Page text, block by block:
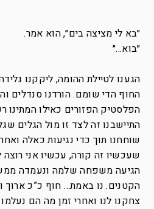
״בא לי מציצה בים״, הוא אמר.
״בוא…״
הגענו לטיילת ההומה, ליקקנו
החוף הדי שומם. הורדנו סנדלים
הפלסטיק הפזורים כאילו המתינו
התיישבנו זה לצד זו מול הגלים
שוחחנו תוך כדי נגיעות כאלה
שעכשיו זה קורה, עכשיו אני
הגיעה משפחה שלמה ונעמדה ממש
הקטנים. נו באמת… חוף כ”כ
צחקנו לנו ואחרי זמן מה הם